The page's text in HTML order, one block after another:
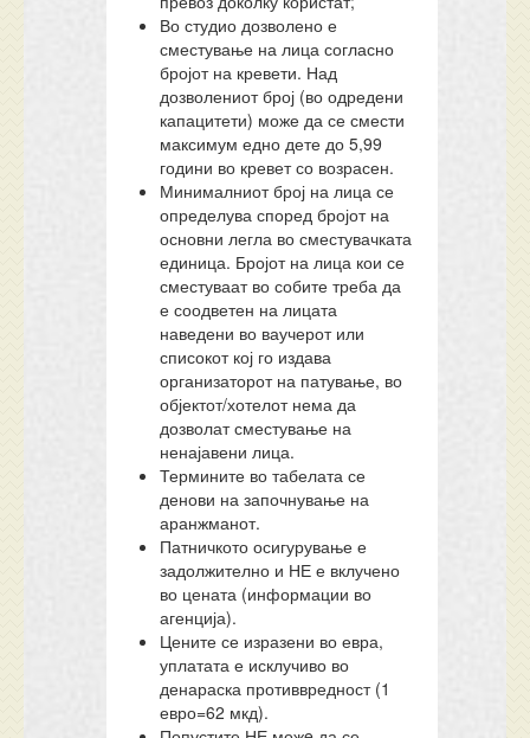
Во студио дозволено е
сместување на лица согласно
бројот на кревети. Над
дозволениот број (во одредени
капацитети) може да се смести
максимум едно дете до 5,99
години во кревет со возрасен.
Минималниот број на лица се
определува според бројот на
основни легла во сместувачката
единица. Бројот на лица кои се
сместуваат во собите треба да
е соодветен на лицата
наведени во ваучерот или
списокот кој го издава
организаторот на патување, во
објектот/хотелот нема да
дозволат сместување на
ненајавени лица.
Термините во табелата се
денови на започнување на
аранжманот.
Патничкото осигурување е
задолжително и НЕ е вклучено
во цената (информации во
агенција).
Цените се изразени во евра,
уплатата е исклучиво во
денараска противвредност (1
евро=62 мкд).